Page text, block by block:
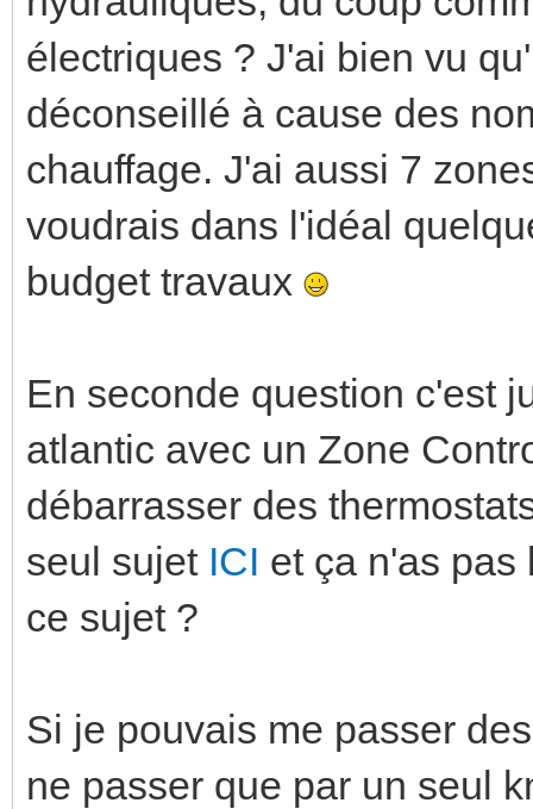
électriques ? J'ai bien vu
déconseillé à cause des
chauffage. J'ai aussi 7
voudrais dans l'idéal
budget travaux
En seconde question c'est
atlantic avec un Zone
débarrasser des
seul sujet ICI et ça n'as pas
ce sujet ?
Si je pouvais me passer
ne passer que par un seul